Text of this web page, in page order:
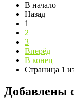
В начало
Назад
1
2
3
Вперёд
В конец
Страница 1
Добавлены